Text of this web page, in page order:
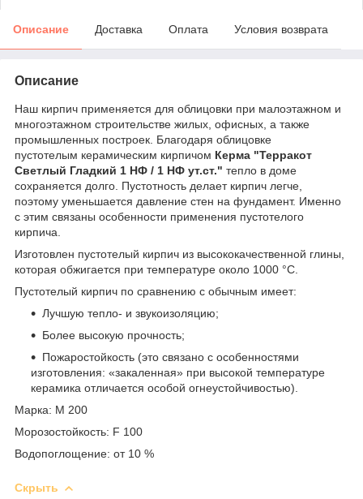
Описание Доставка Оплата Условия возврата
Описание
Наш кирпич применяется для облицовки при малоэтажном и
многоэтажном строительстве жилых, офисных, а также
промышленных построек. Благодаря облицовке
пустотелым керамическим кирпичом Керма "Терракот
Светлый Гладкий 1 НФ / 1 НФ ут.ст." тепло в доме
сохраняется долго. Пустотность делает кирпич легче,
поэтому уменьшается давление стен на фундамент. Именно
с этим связаны особенности применения пустотелого
кирпича.
Изготовлен пустотелый кирпич из высококачественной глины,
которая обжигается при температуре около 1000 °C.
Пустотелый кирпич по сравнению с обычным имеет:
Лучшую тепло- и звукоизоляцию;
Более высокую прочность;
Пожаростойкость (это связано с особенностями
изготовления: «закаленная» при высокой температуре
керамика отличается особой огнеустойчивостью).
Марка: М 200
Морозостойкость: F 100
Водопоглощение: от 10 %
Скрыть